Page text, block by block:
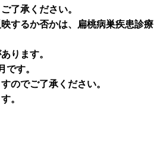
了承ください。
するか否かは、扁桃病巣疾患診療
ります。
す。
のでご了承ください。
。